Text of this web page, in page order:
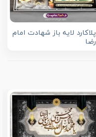
پلاکارد لایه باز شهادت امام
رضا